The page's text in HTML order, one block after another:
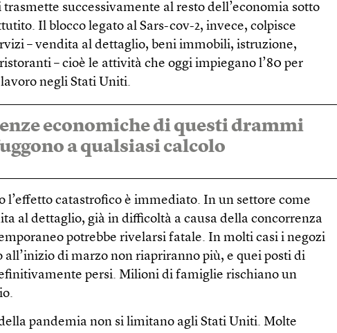
successivamente al resto dell’economia sotto
Il blocco legato al Sars-cov-2, invece, colpisce
– vendita al dettaglio, beni immobili, istruzione,
– cioè le attività che oggi impiegano l’80 per
negli Stati Uniti.
economiche di questi drammi
a qualsiasi calcolo
l’effetto catastrofico è immediato. In un settore come
al dettaglio, già in difficoltà a causa della concorrenza
potrebbe rivelarsi fatale. In molti casi i negozi
all’inizio di marzo non riapriranno più, e quei posti di
persi. Milioni di famiglie rischiano un
pandemia non si limitano agli Stati Uniti. Molte